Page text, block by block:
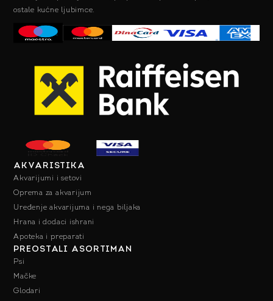
ostale kućne ljubimce.
AKVARISTIKA
Akvarijumi i setovi
Oprema za akvarijum
Uređenje akvarijuma i nega biljaka
Hrana i dodaci ishrani
Apoteka i preparati
PREOSTALI ASORTIMAN
Psi
Mačke
Glodari